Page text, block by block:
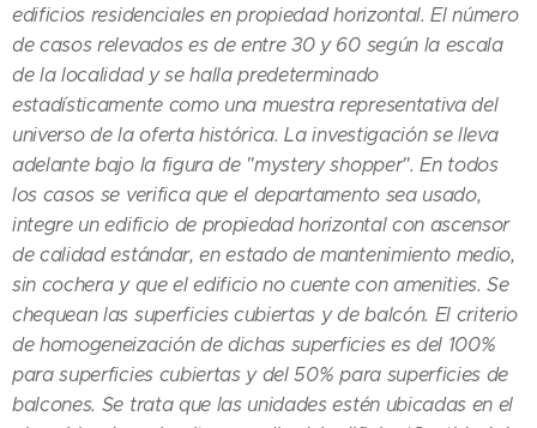
edificios residenciales en propiedad horizontal. El número
de casos relevados es de entre 30 y 60 según la escala
de la localidad y se halla predeterminado
estadísticamente como una muestra representativa del
universo de la oferta histórica. La investigación se lleva
adelante bajo la figura de "mystery shopper". En todos
los casos se verifica que el departamento sea usado,
integre un edificio de propiedad horizontal con ascensor
de calidad estándar, en estado de mantenimiento medio,
sin cochera y que el edificio no cuente con amenities. Se
chequean las superficies cubiertas y de balcón. El criterio
de homogeneización de dichas superficies es del 100%
para superficies cubiertas y del 50% para superficies de
balcones. Se trata que las unidades estén ubicadas en el